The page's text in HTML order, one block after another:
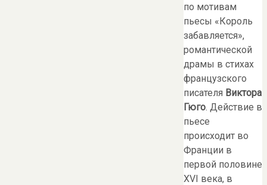
по мотивам
пьесы «Король
забавляется»,
романтической
драмы в стихах
французского
писателя Виктора
Гюго. Действие в
пьесе
происходит во
Франции в
первой половине
XVI века, в